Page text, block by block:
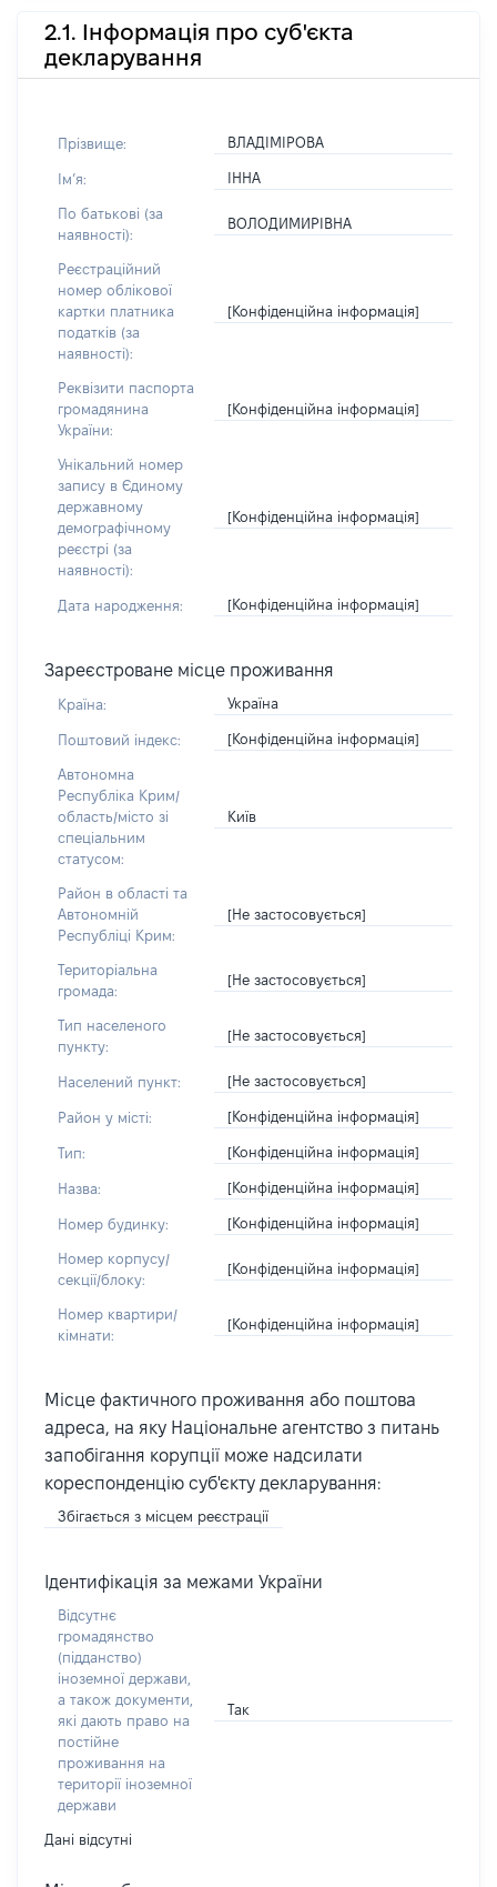
2.1. Інформація про суб'єкта
декларування
Прізвище: ВЛАДІМІРОВА
Імʼя: ІННА
По батькові (за
наявності):
ВОЛОДИМИРІВНА
Реєстраційний
номер облікової
картки платника
податків (за
наявності):
[Конфіденційна інформація]
Реквізити паспорта
громадянина
України:
[Конфіденційна інформація]
Унікальний номер
запису в Єдиному
державному
демографічному
реєстрі (за
наявності):
[Конфіденційна інформація]
Дата народження: [Конфіденційна інформація]
Зареєстроване місце проживання
Країна: Україна
Поштовий індекс: [Конфіденційна інформація]
Автономна
Республіка Крим/
область/місто зі
спеціальним
статусом:
Київ
Район в області та
Автономній
Республіці Крим:
[Не застосовується]
Територіальна
громада:
[Не застосовується]
Тип населеного
пункту:
[Не застосовується]
Населений пункт: [Не застосовується]
Район у місті: [Конфіденційна інформація]
Тип: [Конфіденційна інформація]
Назва: [Конфіденційна інформація]
Номер будинку: [Конфіденційна інформація]
Номер корпусу/
секції/блоку:
[Конфіденційна інформація]
Номер квартири/
кімнати:
[Конфіденційна інформація]
Місце фактичного проживання або поштова
адреса, на яку Національне агентство з питань
запобігання корупції може надсилати
кореспонденцію суб'єкту декларування:
Збігається з місцем реєстрації
Ідентифікація за межами України
Відсутнє
громадянство
(підданство)
іноземної держави,
а також документи,
які дають право на
постійне
проживання на
території іноземної
держави
Так
Дані відсутні